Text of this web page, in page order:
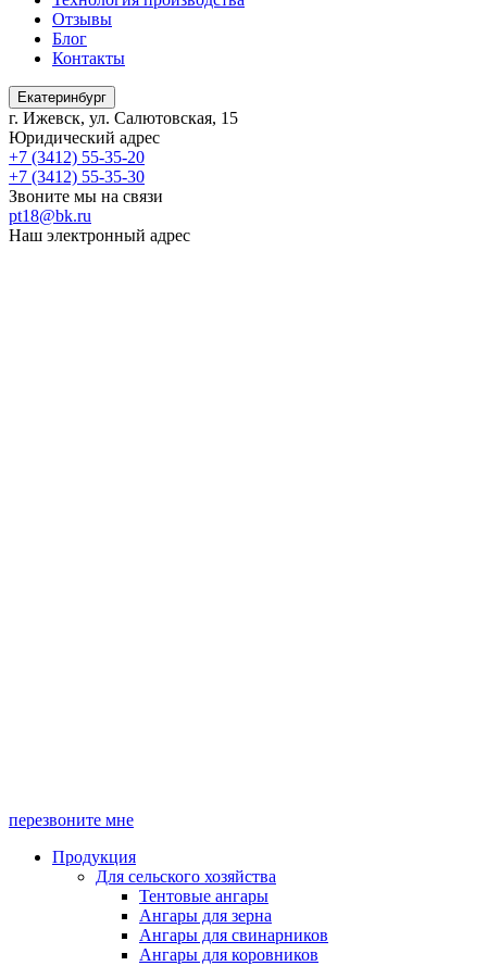
Отзывы
Блог
Контакты
Екатеринбург
г. Ижевск, ул. Салютовская, 15
Юридический адрес
+7 (3412) 55-35-20
+7 (3412) 55-35-30
Звоните мы на связи
pt18@bk.ru
Наш электронный адрес
перезвоните мне
Продукция
Для сельского хозяйства
Тентовые ангары
Ангары для зерна
Ангары для свинарников
Ангары для коровников